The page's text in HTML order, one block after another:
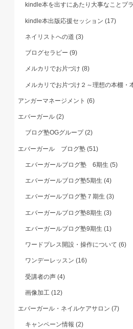
kindle本を出すにあたり大事なことプ
kindle本出版応援セッション(17)
ネイリストへの道(3)
ブログセラピー(9)
メルカリでお片づけ(8)
メルカリでお片づけ２～理想の本棚
アンガーマネージメント(6)
エバーガール(2)
ブログ塾OGグループ(2)
エバーガール ブログ塾(51)
エバーガールブログ塾 6期生(5)
エバーガールブログ塾5期生(4)
エバーガールブログ塾７期生(3)
エバーガールブログ塾8期生(3)
エバーガールブログ塾9期生(1)
ワードプレス開設・操作について(6)
ワンデーレッスン(16)
受講者の声(4)
画像加工(12)
エバーガール・ネイルケアサロン(7)
キャンペーン情報(2)